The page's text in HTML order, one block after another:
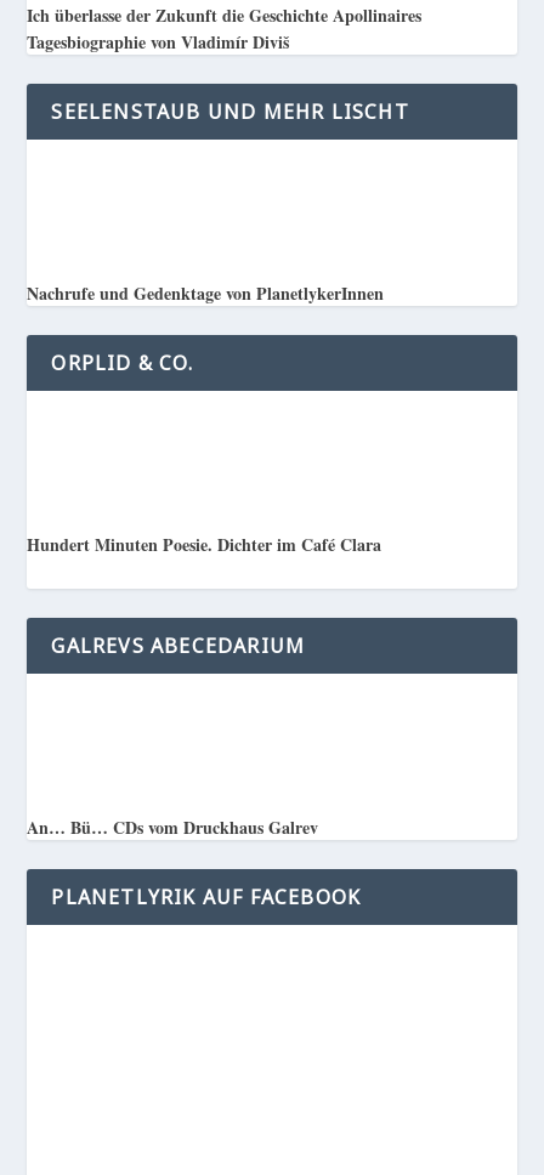
Ich überlasse der Zukunft die Geschichte Apollinaires
Tagesbiographie von Vladimír Diviš
SEELENSTAUB UND MEHR LISCHT
Nachrufe und Gedenktage von PlanetlykerInnen
ORPLID & CO.
Hundert Minuten Poesie. Dichter im Café Clara
GALREVS ABECEDARIUM
An… Bü… CDs vom Druckhaus Galrev
PLANETLYRIK AUF FACEBOOK